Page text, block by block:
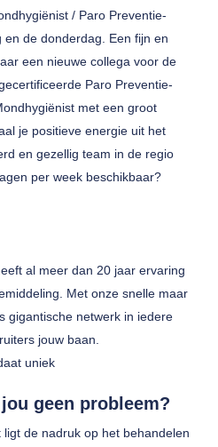
/ Paro Preventie-
de donderdag. Een fijn en
een nieuwe collega voor de
Paro Preventie-
met een groot
je positieve energie uit het
en gezellig team in de regio
per week beschikbaar?
al meer dan 20 jaar ervaring
Met onze snelle maar
gigantische netwerk in iedere
jouw baan.
uniek
geen probleem?
de nadruk op het behandelen